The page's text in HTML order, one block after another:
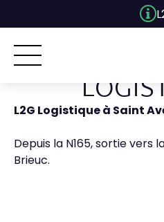
OÙ SE
L2G Logistique à Saint
Depuis la N165, sortie vers
Brieuc.
Panneau de gestion des